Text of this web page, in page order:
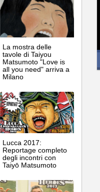
La mostra delle
tavole di Taiyou
Matsumoto "Love is
all you need" arriva a
Milano
Lucca 2017:
Reportage completo
degli incontri con
Taiyō Matsumoto